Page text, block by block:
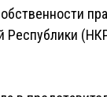
Республики